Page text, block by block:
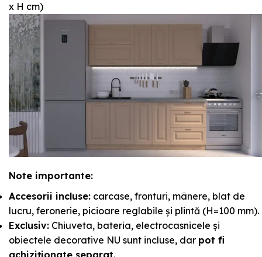
x H cm)
Note importante:
Accesorii incluse: carcase, fronturi, mânere, blat de
lucru, feronerie, picioare reglabile și plintă (H=100 mm).
Exclusiv: Chiuveta, bateria, electrocasnicele și
obiectele decorative NU sunt incluse, dar pot fi
achiziționate separat.